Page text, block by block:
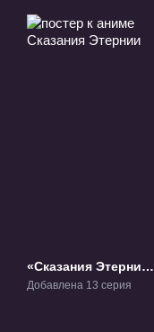
«Сказания Этернии»
ТВ-1
Добавлена 13 серия